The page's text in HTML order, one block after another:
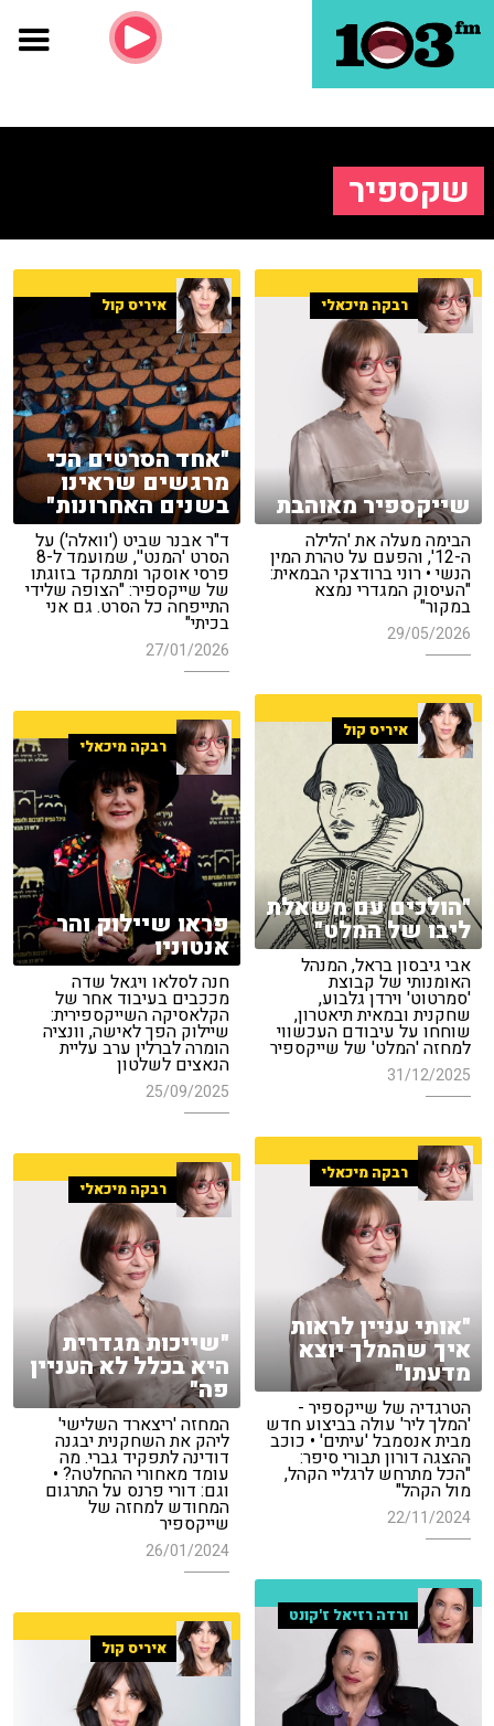
שקספיר
רבקה מיכאלי
שייקספיר מאוהבת
הבימה מעלה את 'הלילה
ה-12', והפעם על טהרת המין
הנשי • רוני ברודצקי הבמאית:
"העיסוק המגדרי נמצא
במקור"
29/05/2026
איריס קול
"אחד הסרטים הכי
מרגשים שראינו
בשנים האחרונות"
ד"ר אבנר שביט ('וואלה') על
הסרט 'המנט'', שמועמד ל-8
פרסי אוסקר ומתמקד בזוגתו
של שייקספיר: "הצופה שלידי
התייפחה כל הסרט. גם אני
בכיתי"
27/01/2026
איריס קול
"הולכים עם משאלת
ליבו של המלט"
אבי גיבסון בראל, המנהל
האומנותי של קבוצת
'סמרטוט' וירדן גלבוע,
שחקנית ובמאית תיאטרון,
שוחחו על עיבודם העכשווי
למחזה 'המלט' של שייקספיר
31/12/2025
רבקה מיכאלי
פראו שיילוק והר
אנטוניו
חנה לסלאו ויגאל שדה
מככבים בעיבוד אחר של
הקלאסיקה השייקספירית:
שיילוק הפך לאישה, וונציה
הומרה לברלין ערב עליית
הנאצים לשלטון
25/09/2025
רבקה מיכאלי
"אותי עניין לראות
איך שהמלך יוצא
מדעתו"
הטרגדיה של שייקספיר -
'המלך ליר' עולה בביצוע חדש
מבית אנסמבל 'עיתים' • כוכב
ההצגה דורון תבורי סיפר:
"הכל מתרחש לרגליי הקהל,
מול הקהל"
22/11/2024
רבקה מיכאלי
"שייכות מגדרית
היא בכלל לא העניין
פה"
המחזה 'ריצארד השלישי'
ליהק את השחקנית יבגנה
דודינה לתפקיד גברי. מה
עומד מאחורי ההחלטה? •
וגם: דורי פרנס על התרגום
המחודש למחזה של
שייקספיר
26/01/2024
ורדה רזיאל ז'קונט
איריס קול